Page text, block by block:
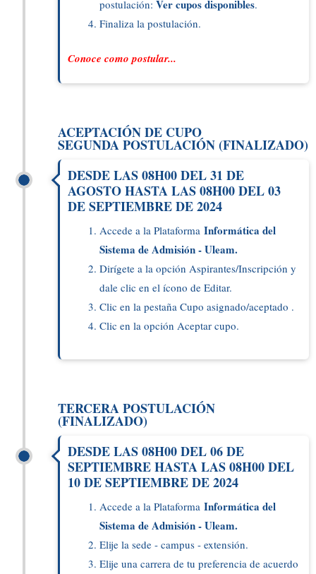
postulación:Ver cupos disponibles.
Finaliza la postulación.
Conoce como postular...
ACEPTACIÓN DE CUPO
SEGUNDA POSTULACIÓN (FINALIZADO)
DESDE LAS 08H00 DEL 31 DE
AGOSTO HASTA LAS 08H00 DEL 03
DE SEPTIEMBRE DE 2024
Accede a la PlataformaInformática del
Sistema de Admisión - Uleam.
Dirígete a la opción Aspirantes/Inscripción y
dale clic en el ícono de Editar.
Clic en la pestaña Cupo asignado/aceptado .
Clic en la opción Aceptar cupo.
TERCERA POSTULACIÓN
(FINALIZADO)
DESDE LAS 08H00 DEL 06 DE
SEPTIEMBRE HASTA LAS 08H00 DEL
10 DE SEPTIEMBRE DE 2024
Accede a la PlataformaInformática del
Sistema de Admisión - Uleam.
Elije la sede - campus - extensión.
Elije una carrera de tu preferencia de acuerdo